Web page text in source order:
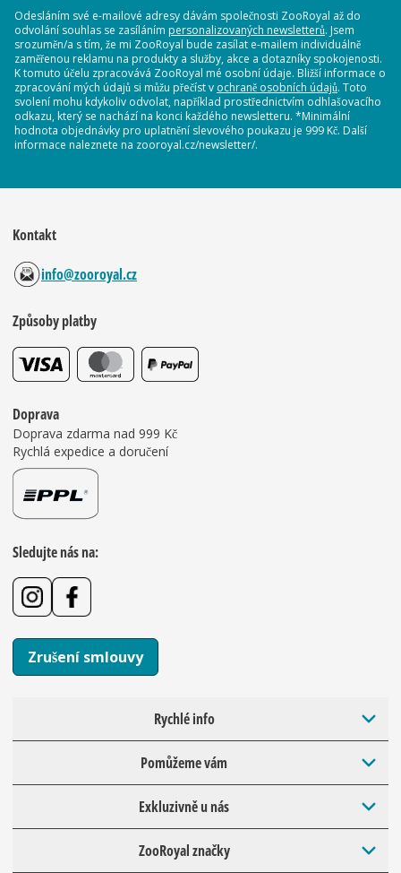
Odesláním své e-mailové adresy dávám společnosti ZooRoyal až do
odvolání souhlas se zasíláním personalizovaných newsletterů. Jsem
srozuměn/a s tím, že mi ZooRoyal bude zasílat e-mailem individuálně
zaměřenou reklamu na produkty a služby, akce a dotazníky spokojenosti.
K tomuto účelu zpracovává ZooRoyal mé osobní údaje. Bližší informace o
zpracování mých údajů si můžu přečíst v ochraně osobních údajů. Toto
svolení mohu kdykoliv odvolat, například prostřednictvím odhlašovacího
odkazu, který se nachází na konci každého newsletteru. *Minimální
hodnota objednávky pro uplatnění slevového poukazu je 999 Kč. Další
informace naleznete na zooroyal.cz/newsletter/.
Kontakt
info@zooroyal.cz
Způsoby platby
Doprava
Doprava zdarma nad 999 Kč
Rychlá expedice a doručení
Sledujte nás na:
Zrušení smlouvy
Rychlé info
Pomůžeme vám
Exkluzivně u nás
ZooRoyal značky